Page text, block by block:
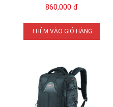
Mặt sau thiết kế thoáng khí
860,000 đ
THÊM VÀO GIỎ HÀNG